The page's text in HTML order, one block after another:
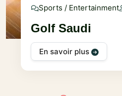
Sports / Entertainment
Golf Saudi
En savoir plus